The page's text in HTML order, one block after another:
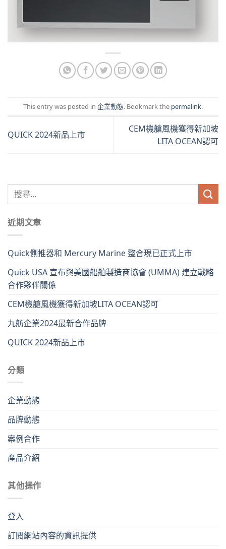
This entry was posted in 企業動態. Bookmark the permalink.
QUICK 2024新品上市
CEM機艙風機獲得新加坡
LITA OCEAN認可
近期文章
Quick側推器和 Mercury Marine 整合現已正式上市
Quick USA 宣布與美國船舶製造商協會 (UMMA) 建立戰略
合作夥伴關係
CEM機艙風機獲得新加坡LITA OCEAN認可
九舫企業2024最新合作品牌
QUICK 2024新品上市
分類
企業動態
品牌動態
案例合作
產品介紹
其他操作
登入
訂閱網站內容的資訊提供